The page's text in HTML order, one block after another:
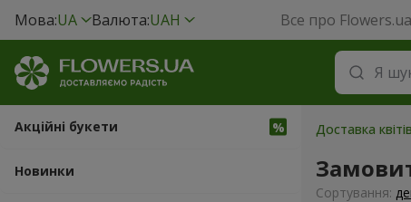
Мова:UA Валюта:UAH Все про Flowers.ua
Акційні букети
Новинки
Доставка
Сортування: